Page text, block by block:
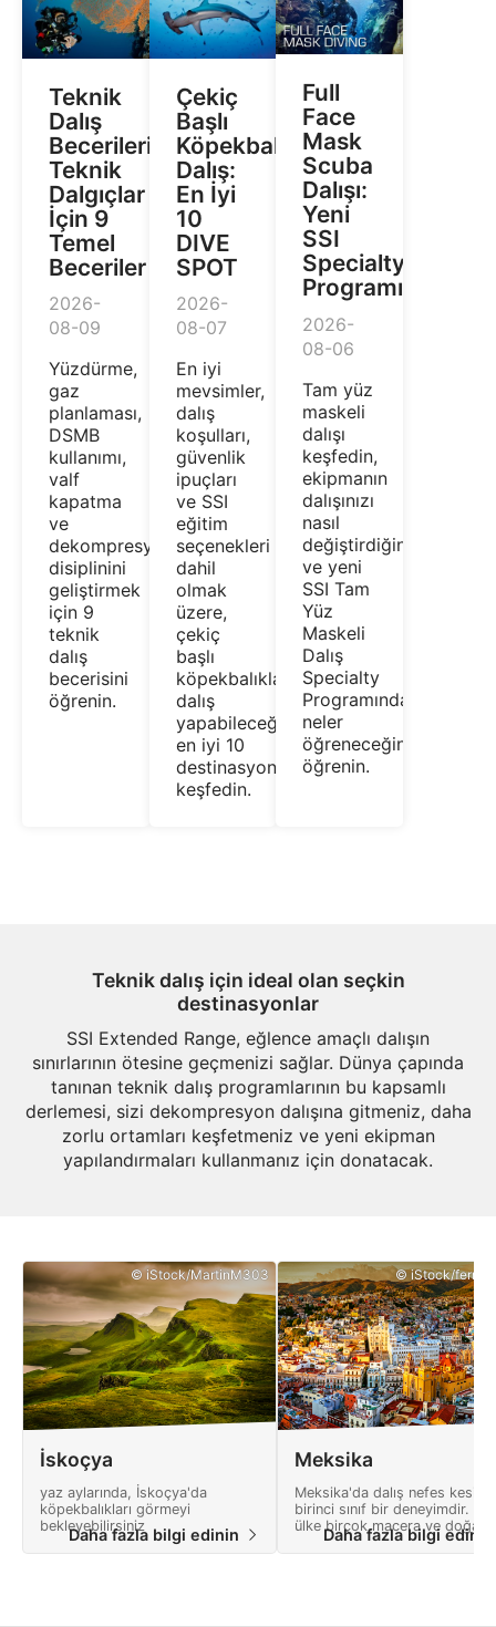
Teknik
Dalış
Becerileri:
Teknik
Dalgıçlar
İçin 9
Temel
Beceriler
2026-
08-09
Yüzdürme,
gaz
planlaması,
DSMB
kullanımı,
valf
kapatma
ve
dekompresyon
disiplinini
geliştirmek
için 9
teknik
dalış
becerisini
öğrenin.
Çekiç
Başlı
Köpekbalıklarıyla
Dalış:
En İyi
10
DIVE
SPOT
2026-
08-07
En iyi
mevsimler,
dalış
koşulları,
güvenlik
ipuçları
ve SSI
eğitim
seçenekleri
dahil
olmak
üzere,
çekiç
başlı
köpekbalıklarıyla
dalış
yapabileceğiniz
en iyi 10
destinasyonu
keşfedin.
Full
Face
Mask
Scuba
Dalışı:
Yeni
SSI
Specialty
Programı
2026-
08-06
Tam yüz
maskeli
dalışı
keşfedin,
ekipmanın
dalışınızı
nasıl
değiştirdiğini
ve yeni
SSI Tam
Yüz
Maskeli
Dalış
Specialty
Programında
neler
öğreneceğinizi
öğrenin.
Teknik dalış için ideal olan seçkin
destinasyonlar
SSI Extended Range, eğlence amaçlı dalışın
sınırlarının ötesine geçmenizi sağlar. Dünya çapında
tanınan teknik dalış programlarının bu kapsamlı
derlemesi, sizi dekompresyon dalışına gitmeniz, daha
zorlu ortamları keşfetmeniz ve yeni ekipman
yapılandırmaları kullanmanız için donatacak.
© iStock/MartinM303
İskoçya
yaz aylarında, İskoçya'da
köpekbalıkları görmeyi
bekleyebilirsiniz
Daha fazla bilgi edinin
© iStock/
Meksika
Meksika'da dalış nefes kesici,
birinci sınıf bir deneyimdir. Bu
ülke birçok macera ve doğa
harikaları dolu bir manzara
sunmaktadır.
Daha fazla bilgi